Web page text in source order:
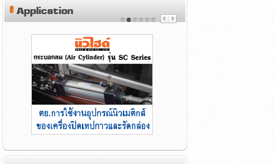
Application